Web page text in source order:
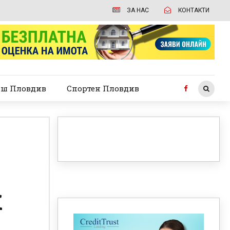
ЗА НАС КОНТАКТИ
Пловдив Спортен Пловдив